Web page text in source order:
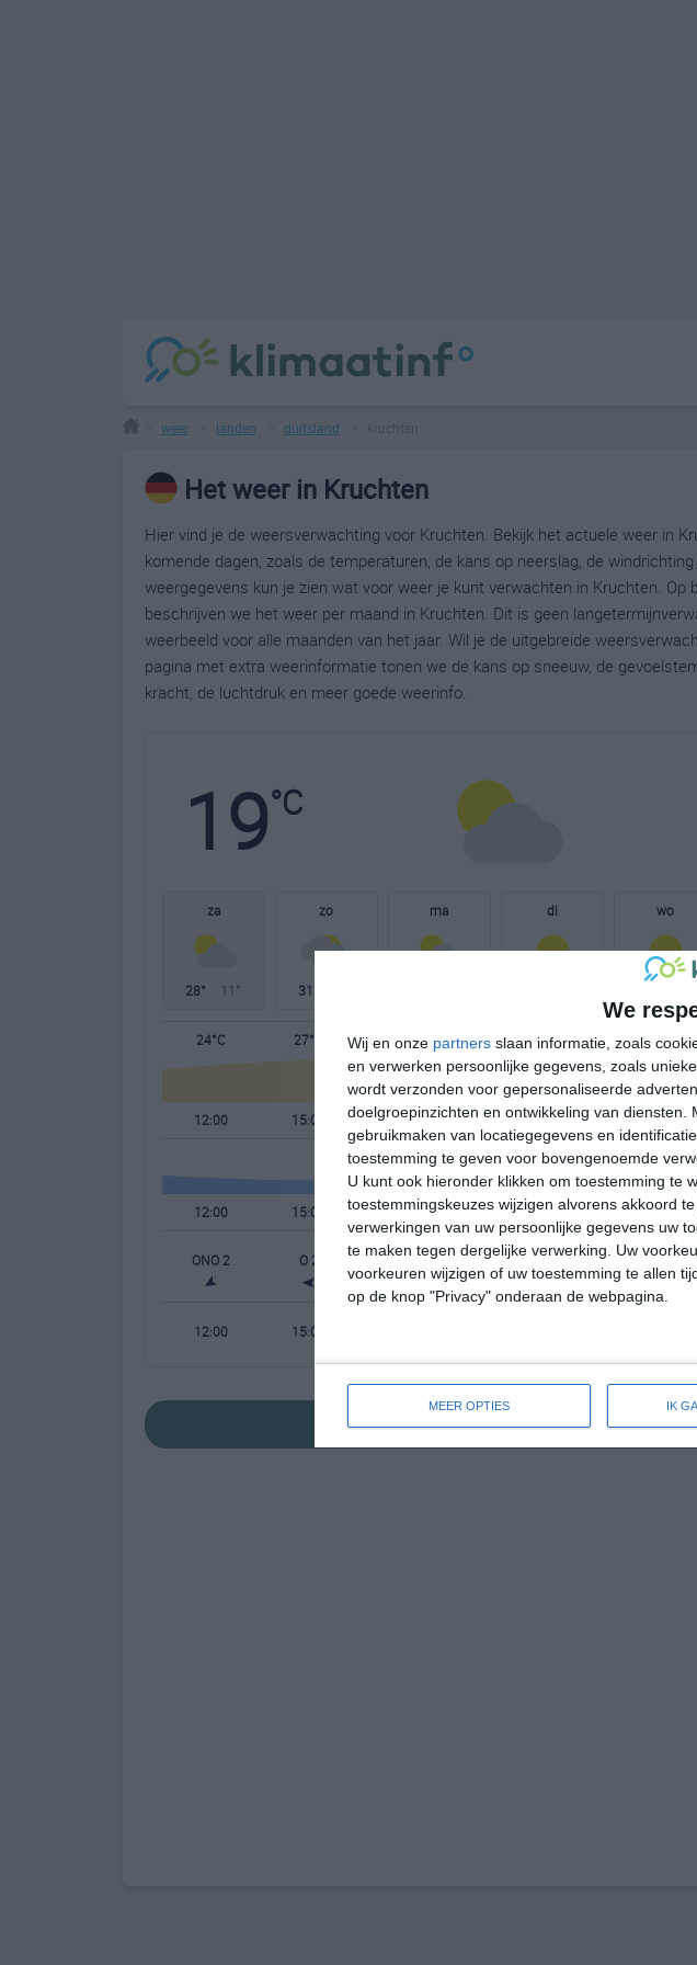
We
Wij en onze partners slaan informatie, zoals
en verwerken persoonlijke gegevens, zoals
wordt verzonden voor gepersonaliseerde
doelgroepinzichten en ontwikkeling van diensten.
gebruikmaken van locatiegegevens en
toestemming te geven voor bovengenoemde
U kunt ook hieronder klikken om toestemming te
toestemmingskeuzes wijzigen alvorens akkoord te
verwerkingen van uw persoonlijke gegevens uw
te maken tegen dergelijke verwerking. Uw
voorkeuren wijzigen of uw toestemming te allen
op de knop "Privacy" onderaan de webpagina.
MEER OPTIES IK
weer landen duitsland
Het weer in Kruchten
Hier vind je de weersverwachting voor Kruchten. Bekijk het actuele weer in
komende dagen, zoals de temperaturen, de kans op neerslag, de
weergegevens kun je zien wat voor weer je kunt verwachten in Kruchten.
beschrijven we het weer per maand in Kruchten. Dit is geen
weerbeeld voor alle maanden van het jaar. Wil je de uitgebreide
pagina met extra weerinformatie tonen we de kans op sneeuw, de
kracht, de luchtdruk en meer goede weerinfo.
19°C
za
28° 11°
zo
31°
ma di wo
24°C 27°C 28°C 23°C 17°C
12:00 15:00 18:00 21:00 00:00
12:00 15:00 18:00 21:00 00:00
ONO 2 O 2 ONO 1 NNW 1 NO 1
12:00 15:00
bekijk de uitgebreide weersverwachting voor